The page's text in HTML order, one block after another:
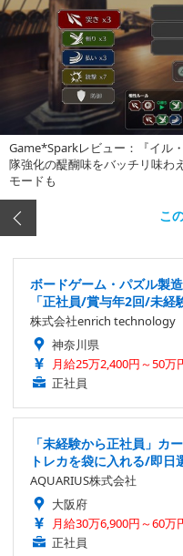
Game*Sparkレビュー：『イル
隊強化の醍醐味をバッチリ味わ
モードも
こ
ボードゲーム・パズル製
「正社員/賞与年2回/未経
株式会社enrich technology
神奈川県
月給25万2,400円～50万
正社員
「未経験から正社員」カ
トレカを袋に入れる/即日
AQUARIUS株式会社
大阪府
月給30万6,900円～60万
正社員